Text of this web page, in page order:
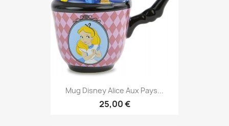
Mug Disney Alice Aux Pays...
25,00 €